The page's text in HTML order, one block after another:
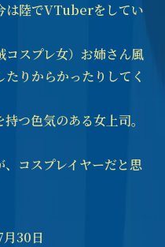
は陸でVTuberをしてい
コスプレ女）お姉さん風
りからかったりしてく
つ色気のある女上司。
コスプレイヤーだと思
月30日